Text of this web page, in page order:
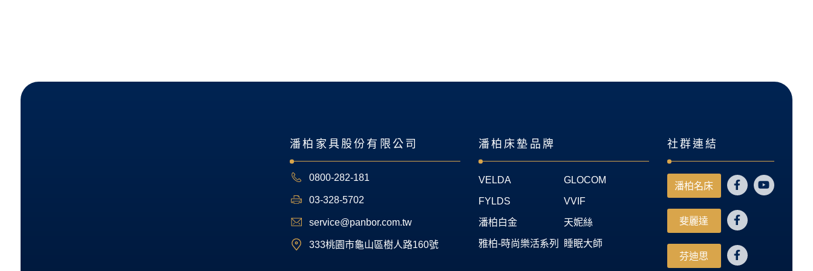
社群連結
潘柏名床
斐麗達
芬迪思
潘柏家具股份有限公司
0800-282-181
03-328-5702
service@panbor.com.tw
333桃園市龜山區樹人路160號
潘柏床墊品牌
VELDA
FYLDS
潘柏白金
雅柏-時尚樂活系列
GLOCOM
VVIF
天妮絲
睡眠大師